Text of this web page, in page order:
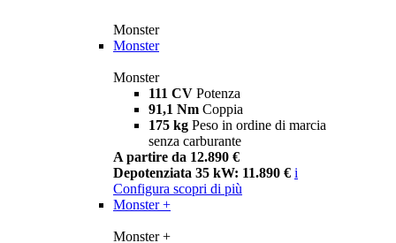
Monster
Monster
Monster
111 CV Potenza
91,1 Nm Coppia
175 kg Peso in ordine di marcia
senza carburante
A partire da 12.890 €
Depotenziata 35 kW: 11.890 € i
Configura scopri di più
Monster +
Monster +